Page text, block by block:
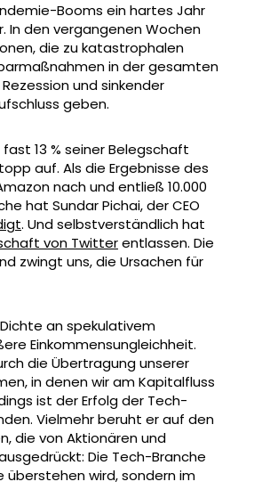
Booms ein hartes Jahr
In den vergangenen Wochen
die zu katastrophalen
in der gesamten
und sinkender
geben.
13 % seiner Belegschaft
auf. Als die Ergebnisse des
nach und entließ 10.000
hat Sundar Pichai, der CEO
. Und selbstverständlich hat
von Twitterentlassen. Die
zwingt uns, die Ursachen für
an spekulativem
Einkommensungleichheit.
die Übertragung unserer
in denen wir am Kapitalfluss
ist der Erfolg der Tech-
Vielmehr beruht er auf den
die von Aktionären und
Die Tech-Branche
wird, sondern im